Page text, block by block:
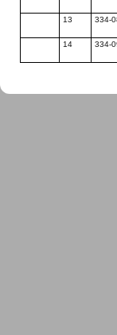
13 334-
14 334-